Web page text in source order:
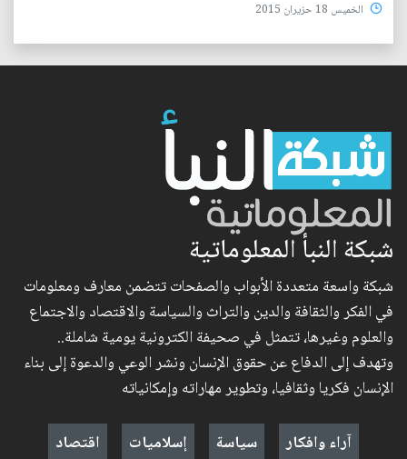
الخميس 18 حزيران 2015
شبكة النبأ المعلوماتية
شبكة واسعة متعددة الأبواب والصفحات تتضمن معارف ومعلومات
في الفكر والثقافة والدين والتراث والسياسة والاقتصاد والاجتماع
والعلوم وغيرها، تتمثل في صحيفة الكترونية يومية شاملة..
وتهدف إلى الدفاع عن حقوق الإنسان ونشر الوعي والدعوة إلى بناء
الإنسان فكريا وثقافيا، وتطوير مهاراته وإمكانياته
آراء وافكار
سياسة إسلاميات
اقتصاد